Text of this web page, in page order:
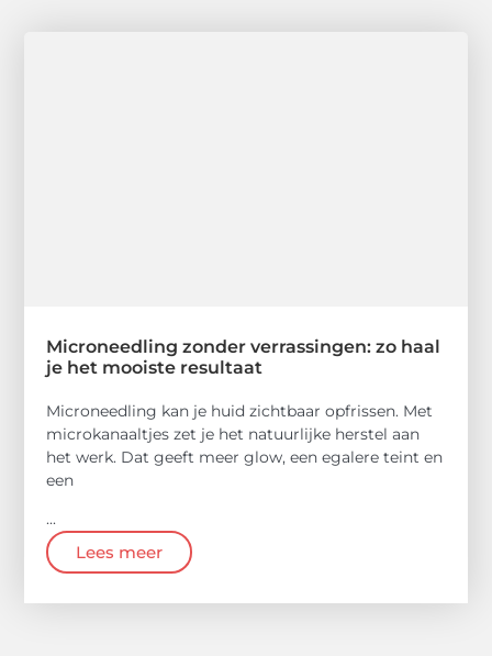
Microneedling zonder verrassingen: zo haal
je het mooiste resultaat
Microneedling kan je huid zichtbaar opfrissen. Met
microkanaaltjes zet je het natuurlijke herstel aan
het werk. Dat geeft meer glow, een egalere teint en
een
...
Lees meer